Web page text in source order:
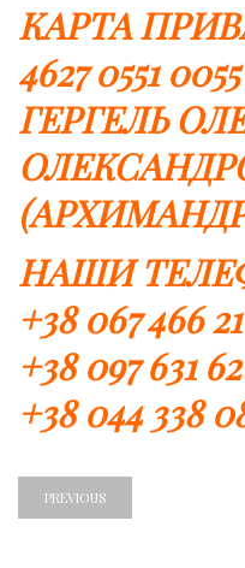
КАРТА
4627 0551
ГЕРГЕЛЬ
НАШИ
+38 067 466
+38 097 631
+38 044 338
PREVIOUS